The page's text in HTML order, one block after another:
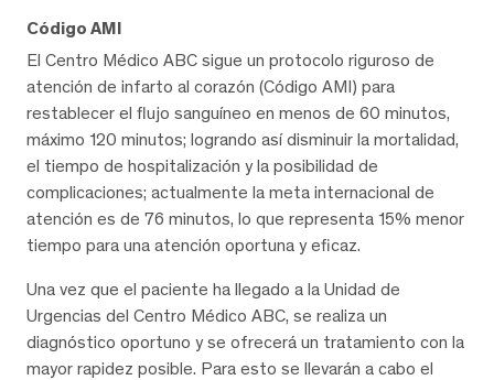
Código AMI
El Centro Médico ABC sigue un protocolo riguroso de
atención de infarto al corazón (Código AMI) para
restablecer el flujo sanguíneo en menos de 60 minutos,
máximo 120 minutos; logrando así disminuir la mortalidad,
el tiempo de hospitalización y la posibilidad de
complicaciones; actualmente la meta internacional de
atención es de 76 minutos, lo que representa 15% menor
tiempo para una atención oportuna y eficaz.
Una vez que el paciente ha llegado a la Unidad de
Urgencias del Centro Médico ABC, se realiza un
diagnóstico oportuno y se ofrecerá un tratamiento con la
mayor rapidez posible. Para esto se llevarán a cabo el